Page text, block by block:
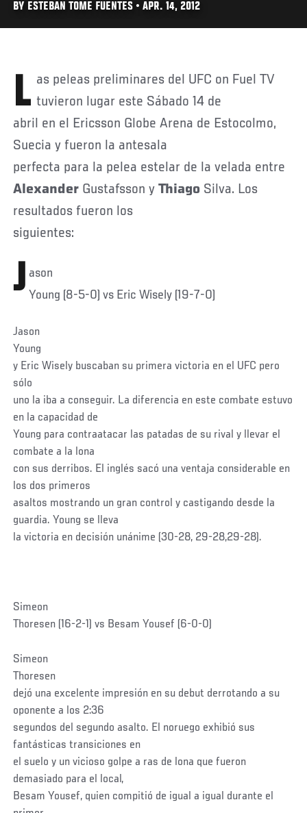
BY ESTEBAN TOME FUENTES • APR. 14, 2012
Las peleas preliminares del UFC on Fuel TV tuvieron lugar este Sábado 14 de
abril en el Ericsson Globe Arena de Estocolmo,
Suecia y fueron la antesala
perfecta para la pelea estelar de la velada entre
Alexander Gustafsson yThiago Silva. Los
resultados fueron los
siguientes:
J ason
Young (8-5-0) vs Eric Wisely (19-7-0)
Jason
Young
y Eric Wisely buscaban su primera victoria en el UFC pero
sólo
uno la iba a conseguir. La diferencia en este combate estuvo
en la capacidad de
Young para contraatacar las patadas de su rival y llevar el
combate a la lona
con sus derribos. El inglés sacó una ventaja considerable en
los dos primeros
asaltos mostrando un gran control y castigando desde la
guardia. Young se lleva
la victoria en decisión unánime (30-28, 29-28,29-28).
Simeon
Thoresen (16-2-1) vs Besam Yousef (6-0-0)
Simeon
Thoresen
dejó una excelente impresión en su debut derrotando a su
oponente a los 2:36
segundos del segundo asalto. El noruego exhibió sus
fantásticas transiciones en
el suelo y un vicioso golpe a ras de lona que fueron
demasiado para el local,
Besam Yousef, quien compitió de igual a igual durante el